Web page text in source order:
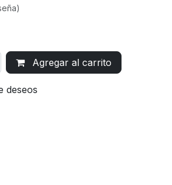
Agregar al carrito
deseos